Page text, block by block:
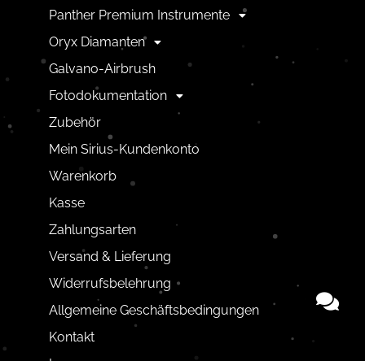
Panther Premium Instrumente
Oryx Diamanten
Galvano-Airbrush
Fotodokumentation
Zubehör
Mein Sirius-Kundenkonto
Warenkorb
Kasse
Zahlungsarten
Versand & Lieferung
Widerrufsbelehrung
Allgemeine Geschäftsbedingungen
Kontakt